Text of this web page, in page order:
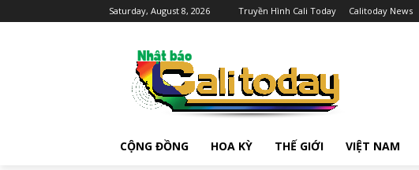
Saturday, August 8, 2026 Truyền Hình Cali Today Calitoday News
CỘNG ĐỒNG HOA KỲ THẾ GIỚI VIỆT NAM